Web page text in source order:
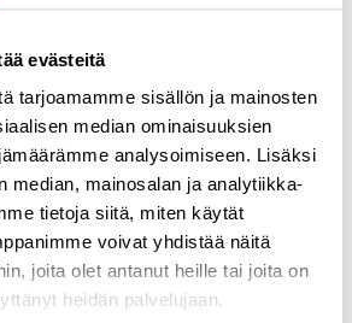
evästeitä
tarjoamamme sisällön ja mainosten
median ominaisuuksien
analysoimiseen. Lisäksi
median, mainosalan ja analytiikka-
tietoja siitä, miten käytät
voivat yhdistää näitä
joita olet antanut heille tai joita on
heidän palvelujaan.